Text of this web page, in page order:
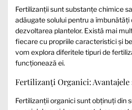
Fertilizanții sunt substanțe chimice
adăugate solului pentru a îmbunătăți
dezvoltarea plantelor. Există mai
fiecare cu propriile caracteristici și
vom explora diferitele tipuri de
funcționează ei.
Fertilizanți Organici: Avantajele
Fertilizanții organici sunt obținuți din